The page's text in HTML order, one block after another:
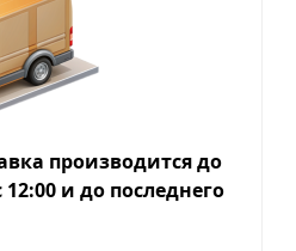
производится до
и до последнего